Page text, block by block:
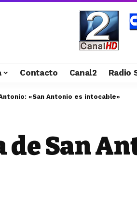
Contacto Canal2 Radio
«San Antonio es intocable»
San